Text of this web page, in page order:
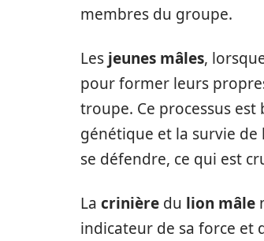
membres du groupe.
Les jeunes mâles,
pour former leurs
troupe. Ce processus
génétique et la survie de
se défendre, ce qui est
La crinière du lion mâle
indicateur de sa force et